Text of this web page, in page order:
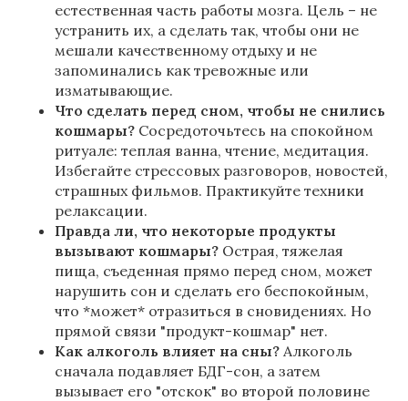
естественная часть работы мозга. Цель – не
устранить их, а сделать так, чтобы они не
мешали качественному отдыху и не
запоминались как тревожные или
изматывающие.
Что сделать перед сном, чтобы не снились
кошмары? Сосредоточьтесь на спокойном
ритуале: теплая ванна, чтение, медитация.
Избегайте стрессовых разговоров, новостей,
страшных фильмов. Практикуйте техники
релаксации.
Правда ли, что некоторые продукты
вызывают кошмары? Острая, тяжелая
пища, съеденная прямо перед сном, может
нарушить сон и сделать его беспокойным,
что *может* отразиться в сновидениях. Но
прямой связи "продукт-кошмар" нет.
Как алкоголь влияет на сны? Алкоголь
сначала подавляет БДГ-сон, а затем
вызывает его "отскок" во второй половине